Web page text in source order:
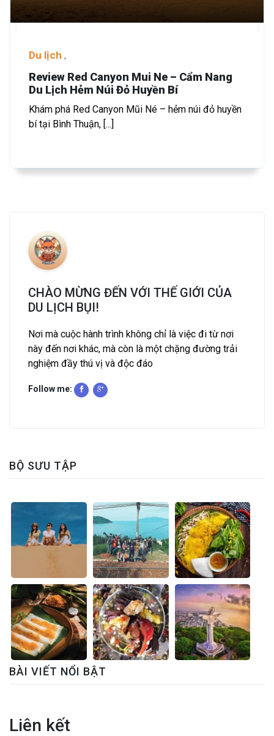
Du lịch
Review Red Canyon Mui Ne – Cẩm Nang
Du Lịch Hẻm Núi Đỏ Huyền Bí
Khám phá Red Canyon Mũi Né – hẻm núi đỏ huyền
bí tại Bình Thuận, [...]
CHÀO MỪNG ĐẾN VỚI THẾ GIỚI CỦA
DU LỊCH BỤI!
Nơi mà cuộc hành trình không chỉ là việc đi từ nơi
này đến nơi khác, mà còn là một chặng đường trải
nghiệm đầy thú vị và độc đáo
Follow me:
BỘ SƯU TẬP
BÀI VIẾT NỔI BẬT
Liên kết